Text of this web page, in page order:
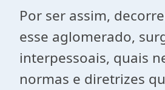
Por ser assim,
esse aglomerado,
interpessoais, quais
normas e diretrizes